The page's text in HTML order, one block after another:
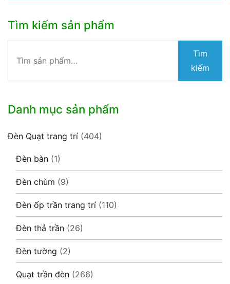
Tìm kiếm sản phẩm
kiếm:
Tìm
kiếm
Danh mục sản phẩm
Đèn Quạt trang trí (404)
Đèn bàn (1)
Đèn chùm (9)
Đèn ốp trần trang trí (110)
Đèn thả trần (26)
Đèn tường (2)
Quạt trần đèn (266)